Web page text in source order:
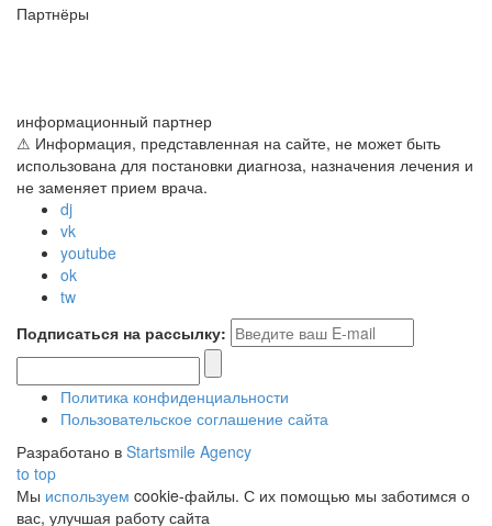
Партнёры
информационный партнер
⚠ Информация, представленная на сайте, не может быть
использована для постановки диагноза, назначения лечения и
не заменяет прием врача.
dj
vk
youtube
ok
tw
Подписаться на рассылку:
Политика конфиденциальности
Пользовательское соглашение сайта
Разработано в Startsmile Agency
to top
Мы используем cookie-файлы. С их помощью мы заботимся о
вас, улучшая работу сайта